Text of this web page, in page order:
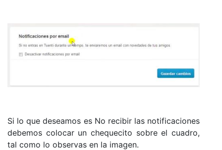
Si lo que deseamos es No recibir las notificaciones
debemos colocar un chequecito sobre el cuadro,
tal como lo observas en la imagen.